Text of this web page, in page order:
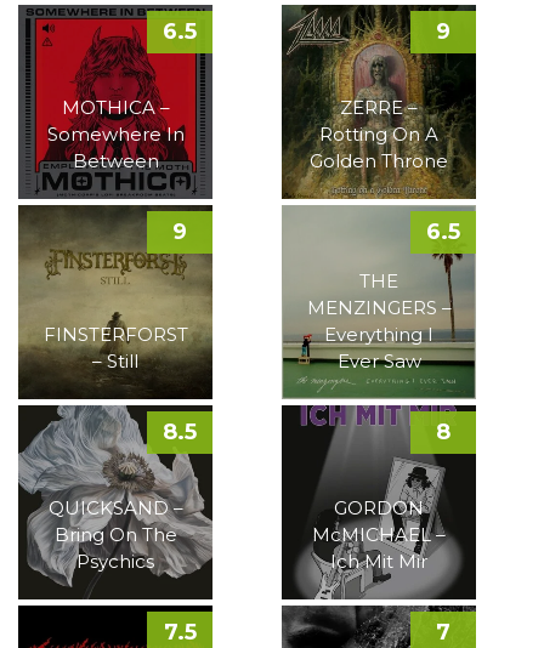
MOTHICA –
Somewhere In
Between
6.5
ZERRE –
Rotting On A
Golden Throne
9
FINSTERFORST
– Still
9
THE
MENZINGERS –
Everything I
Ever Saw
6.5
QUICKSAND –
Bring On The
Psychics
8.5
GORDON
McMICHAEL –
Ich Mit Mir
8
7.5 7